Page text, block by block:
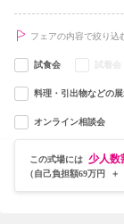
フェアの内容で絞り込
試食会 試着会
料理・引出物などの
オンライン相談会
この式場には 少人数
（自己負担額69万円